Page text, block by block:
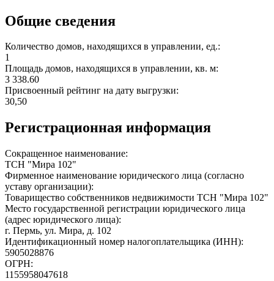
Общие сведения
Количество домов, находящихся в управлении, ед.:
1
Площадь домов, находящихся в управлении, кв. м:
3 338.60
Присвоенный рейтинг на дату выгрузки:
30,50
Регистрационная информация
Сокращенное наименование:
ТСН "Мира 102"
Фирменное наименование юридического лица (согласно
уставу организации):
Товарищество собственников недвижимости ТСН "Мира 102"
Место государственной регистрации юридического лица
(адрес юридического лица):
г. Пермь, ул. Мира, д. 102
Идентификационный номер налогоплательщика (ИНН):
5905028876
ОГРН:
1155958047618